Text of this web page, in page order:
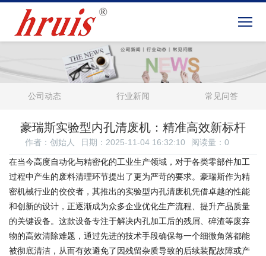
公司动态 行业新闻 常见问答
豪瑞斯实验型内孔清废机：精准高效新标杆
作者：创始人 日期：2025-11-04 16:32:10 阅读量： 0
在当今高度自动化与精密化的工业生产领域，对于各类零部件加工
过程中产生的废料清理环节提出了更为严苛的要求。豪瑞斯作为精
密机械行业的佼佼者，其推出的实验型内孔清废机凭借卓越的性能
和创新的设计，正逐渐成为众多企业优化生产流程、提升产品质量
的关键设备。这款设备专注于解决内孔加工后的残屑、碎渣等废弃
物的高效清除难题，通过先进的技术手段确保每一个细微角落都能
被彻底清洁，从而有效避免了因残留杂质导致的后续装配故障或产